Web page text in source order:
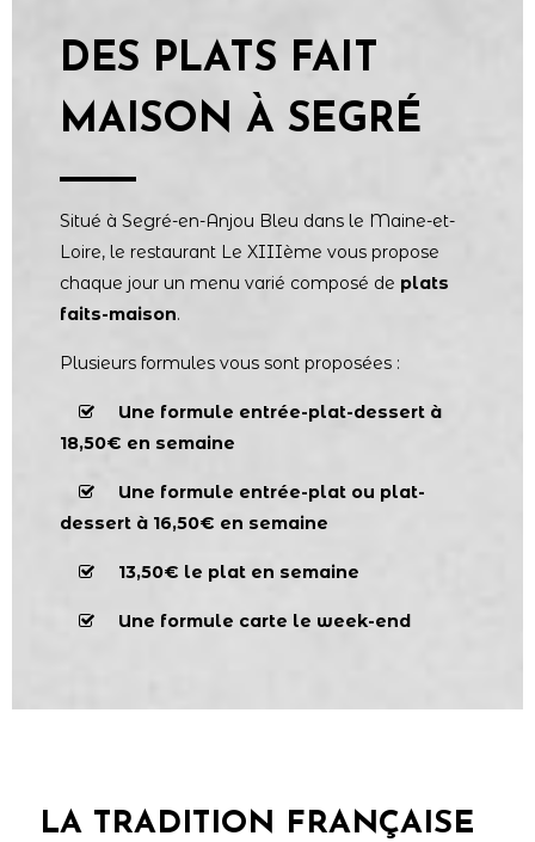
DES PLATS FAIT
MAISON À SEGRÉ
Situé à Segré-en-Anjou Bleu dans le Maine-et-
Loire, le restaurant Le XIIIème vous propose
chaque jour un menu varié composé de plats
faits-maison.
Plusieurs formules vous sont proposées :
Une formule entrée-plat-dessert à
18,50€ en semaine
Une formule entrée-plat ou plat-
dessert à 16,50€ en semaine
13,50€ le plat en semaine
Une formule carte le week-end
LA TRADITION FRANÇAISE